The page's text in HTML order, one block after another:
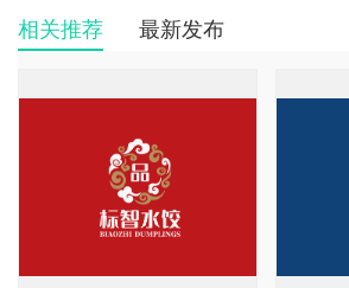
相关推荐 最新发布